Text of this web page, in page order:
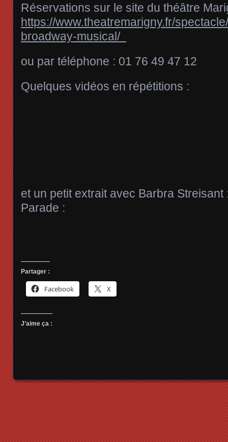
Réservations sur le site du théâtre
https://www.theatremarigny.fr/
broadway-musical/
ou par téléphone : 01 76 49 47 12
Quelques vidéos en répétitions :
et un petit extrait avec Barbra Streisant
Parade :
Partager :
Facebook X
J’aime ça :